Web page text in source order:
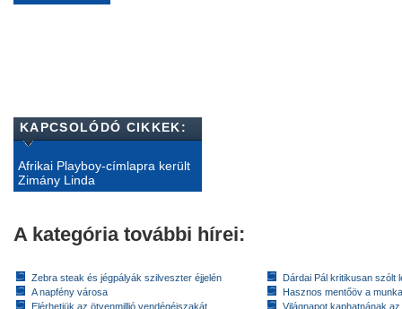
KAPCSOLÓDÓ CIKKEK:
Afrikai Playboy-címlapra került
Zimány Linda
A kategória további hírei:
Zebra steak és jégpályák szilveszter éjjelén
A napfény városa
Elérhetjük az ötvenmillió vendégéjszakát
Dárdai Pál kritikusan szólt
Hasznos mentőöv a
Világnapot kaphatnának